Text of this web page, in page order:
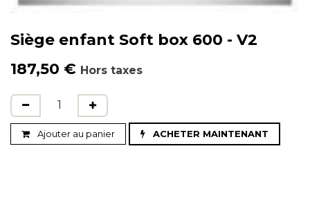
Siège enfant Soft box 600 - V2
187,50 € Hors taxes
Ajouter au panier ACHETER MAINTENANT